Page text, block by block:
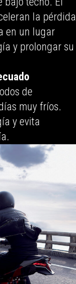
la pérdida
en un lugar
y prolongar su
de
muy fríos.
y evita